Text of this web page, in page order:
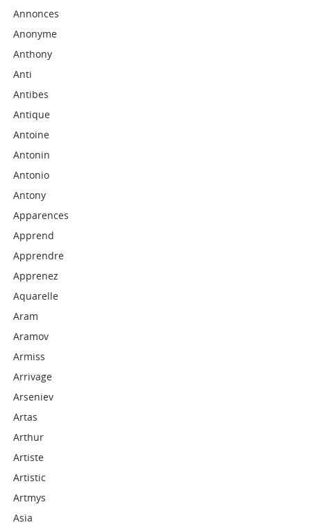
Annonces
Anonyme
Anthony
Anti
Antibes
Antique
Antoine
Antonin
Antonio
Antony
Apparences
Apprend
Apprendre
Apprenez
Aquarelle
Aram
Aramov
Armiss
Arrivage
Arseniev
Artas
Arthur
Artiste
Artistic
Artmys
Asia